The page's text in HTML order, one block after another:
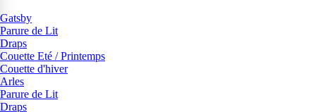
Gatsby
Parure de Lit
Draps
Couette Eté / Printemps
Couette d'hiver
Arles
Parure de Lit
Draps